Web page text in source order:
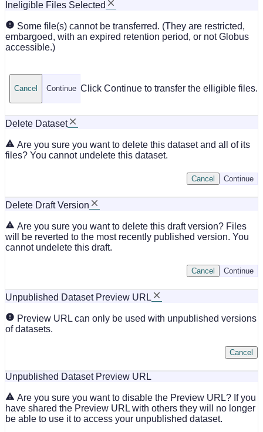
Ineligible Files Selected
Some file(s) cannot be transferred. (They are restricted,
embargoed, with an expired retention period, or not Globus
accessible.)
Click Continue to transfer the elligible files.
Continue
Cancel
Delete Dataset
Are you sure you want to delete this dataset and all of its
files? You cannot undelete this dataset.
Continue
Cancel
Delete Draft Version
Are you sure you want to delete this draft version? Files
will be reverted to the most recently published version. You
cannot undelete this draft.
Continue
Cancel
Unpublished Dataset Preview URL
Preview URL can only be used with unpublished versions
of datasets.
Cancel
Unpublished Dataset Preview URL
Are you sure you want to disable the Preview URL? If you
have shared the Preview URL with others they will no longer
be able to use it to access your unpublished dataset.